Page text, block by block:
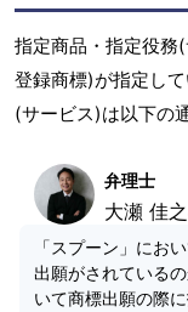
指定商品・指定役務
登録商標)が指定し
(サービス)は以下の
弁理士
大瀬 佳
「スプーン」にお
出願がされている
いて商標出願の際